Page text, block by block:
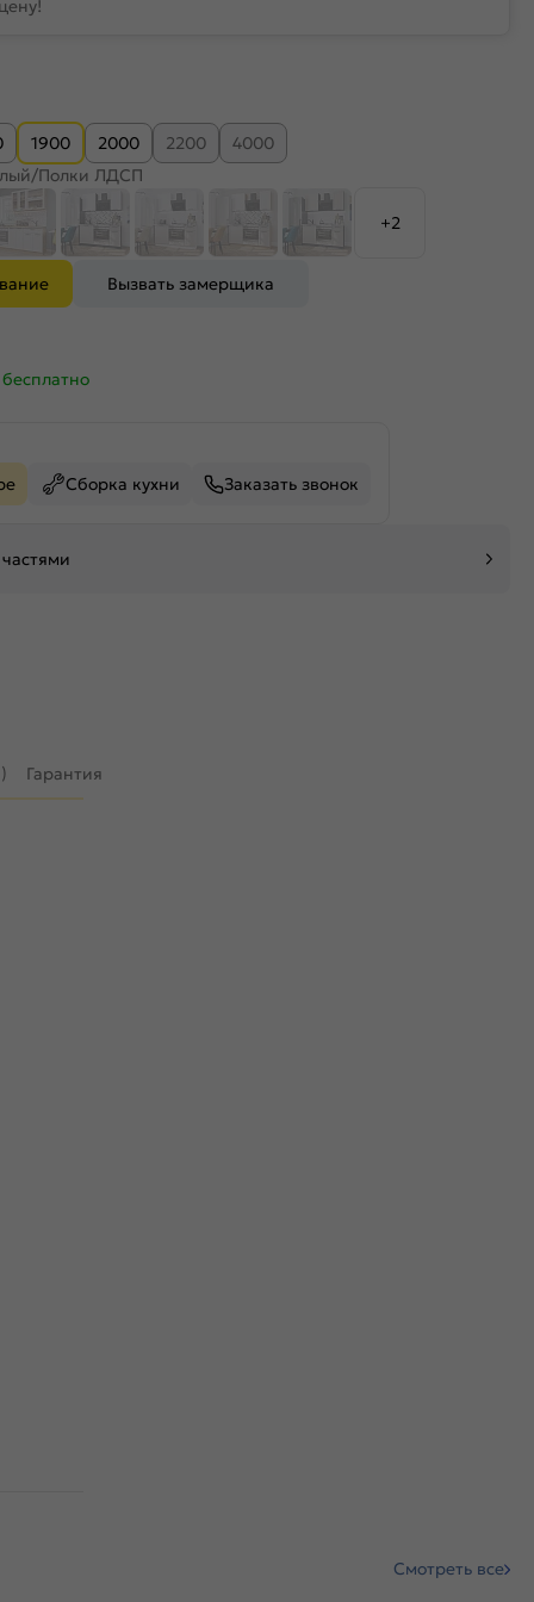
1900 2000 2200
4000
Полки ЛДСП
+2
Вызвать замерщика
бесплатно
Сборка кухни Заказать звонок
Гарантия
Смотреть все